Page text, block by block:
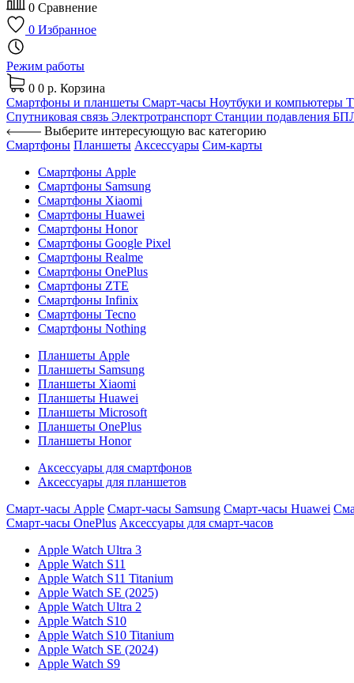
0 Сравнение
0 Избранное
Режим работы
0 0 р. Корзина
Смартфоны и планшеты Смарт-часы Ноутбуки и компьютеры
Спутниковая связь Электротранспорт Станции подавления
Выберите интересующую вас категорию
Смартфоны Планшеты Аксессуары Сим-карты
Смартфоны Apple
Смартфоны Samsung
Смартфоны Xiaomi
Смартфоны Huawei
Смартфоны Honor
Смартфоны Google Pixel
Смартфоны Realme
Смартфоны OnePlus
Смартфоны ZTE
Смартфоны Infinix
Смартфоны Tecno
Смартфоны Nothing
Планшеты Apple
Планшеты Samsung
Планшеты Xiaomi
Планшеты Huawei
Планшеты Microsoft
Планшеты OnePlus
Планшеты Honor
Аксессуары для смартфонов
Аксессуары для планшетов
Смарт-часы Apple Смарт-часы Samsung Смарт-часы Huawei
Смарт-часы OnePlus Аксессуары для смарт-часов
Apple Watch Ultra 3
Apple Watch S11
Apple Watch S11 Titanium
Apple Watch SE (2025)
Apple Watch Ultra 2
Apple Watch S10
Apple Watch S10 Titanium
Apple Watch SE (2024)
Apple Watch S9